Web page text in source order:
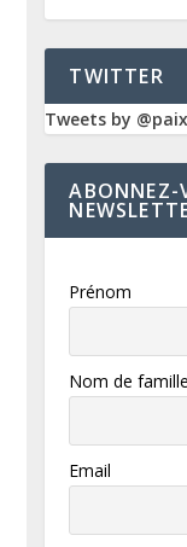
TWITTER
Tweets by
ABONNEZ-
Prénom
Nom de famille
Email